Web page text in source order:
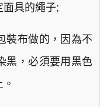
面具的繩子;
裝布做的，因為不
黑，必須要用黑色